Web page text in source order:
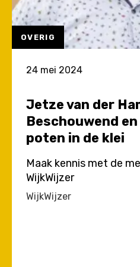
OVERIG
24 mei 2024
Jetze van der
Beschouwend
poten in de klei
Maak kennis met de
WijkWijzer
WijkWijzer